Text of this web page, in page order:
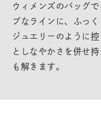
ウィメンズのバッグ
プなラインに、ふっ
ジュエリーのように
としなやかさを併せ
も解きます。